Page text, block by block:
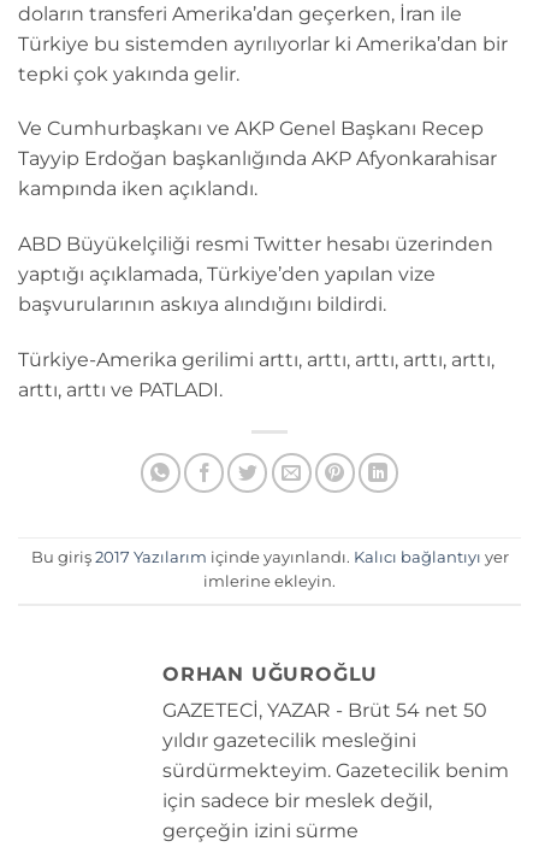
doların transferi Amerika’dan geçerken, İran ile
Türkiye bu sistemden ayrılıyorlar ki Amerika’dan bir
tepki çok yakında gelir.
Ve Cumhurbaşkanı ve AKP Genel Başkanı Recep
Tayyip Erdoğan başkanlığında AKP Afyonkarahisar
kampında iken açıklandı.
ABD Büyükelçiliği resmi Twitter hesabı üzerinden
yaptığı açıklamada, Türkiye’den yapılan vize
başvurularının askıya alındığını bildirdi.
Türkiye-Amerika gerilimi arttı, arttı, arttı, arttı, arttı,
arttı, arttı ve PATLADI.
Bu giriş 2017 Yazılarım içinde yayınlandı. Kalıcı bağlantıyı yer
imlerine ekleyin.
ORHAN UĞUROĞLU
GAZETECİ, YAZAR - Brüt 54 net 50
yıldır gazetecilik mesleğini
sürdürmekteyim. Gazetecilik benim
için sadece bir meslek değil,
gerçeğin izini sürme